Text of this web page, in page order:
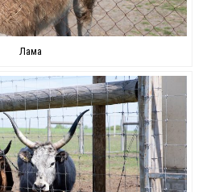
Лама